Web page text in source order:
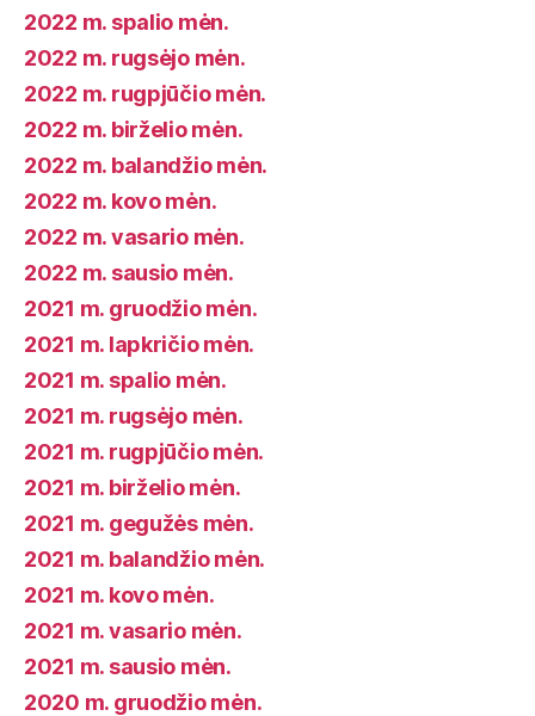
2022 m. spalio mėn.
2022 m. rugsėjo mėn.
2022 m. rugpjūčio mėn.
2022 m. birželio mėn.
2022 m. balandžio mėn.
2022 m. kovo mėn.
2022 m. vasario mėn.
2022 m. sausio mėn.
2021 m. gruodžio mėn.
2021 m. lapkričio mėn.
2021 m. spalio mėn.
2021 m. rugsėjo mėn.
2021 m. rugpjūčio mėn.
2021 m. birželio mėn.
2021 m. gegužės mėn.
2021 m. balandžio mėn.
2021 m. kovo mėn.
2021 m. vasario mėn.
2021 m. sausio mėn.
2020 m. gruodžio mėn.